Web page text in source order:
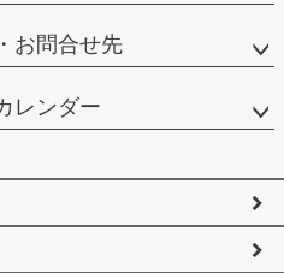
お問合せ先
レンダー